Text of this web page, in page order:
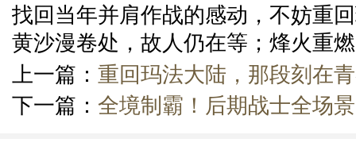
找回当年并肩作战的感动，不妨重
黄沙漫卷处，故人仍在等；烽火重
上一篇： 重回玛法大陆，那段刻在
下一篇： 全境制霸！后期战士全场